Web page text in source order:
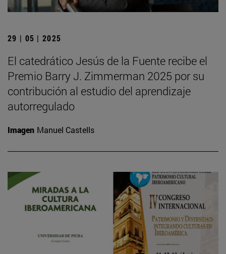
29 | 05 | 2025
El catedrático Jesús de la Fuente recibe el
Premio Barry J. Zimmerman 2025 por su
contribución al estudio del aprendizaje
autorregulado
Imagen Manuel Castells